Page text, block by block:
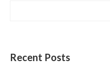
Recent Posts